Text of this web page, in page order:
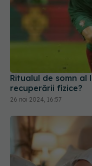
Ritualul de somn al
recuperării fizice?
26 noi 2024, 16:57